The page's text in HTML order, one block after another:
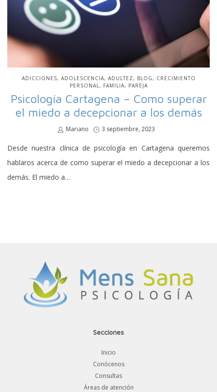
PUBLICADO
ADICCIONES ADOLESCENCIA ADULTEZ BLOG
CRECIMIENTO
PERSONAL
FAMILIA PAREJA
Psicología Cartagena – Como superar
el miedo a decepcionar a los demás
por
Mariano
Publicado
3 septiembre, 2023
Desde nuestra clínica de psicología en Cartagena queremos
hablaros acerca de como superar el miedo a decepcionar a los
demás. El miedo a…
Secciones
Inicio
Conócenos
Consultas
Áreas de atención